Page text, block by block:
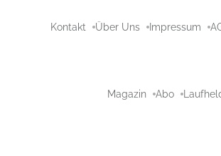
Kontakt Über Uns Impressum
Magazin Abo